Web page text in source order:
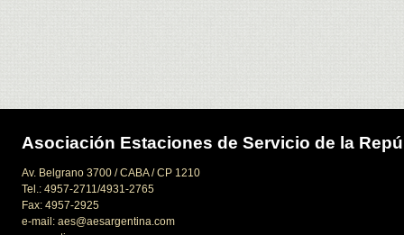
Asociación Estaciones de Servicio de la
Av. Belgrano 3700 / CABA / CP 1210
Tel.: 4957-2711/4931-2765
Fax: 4957-2925
e-mail: aes@aesargentina.com